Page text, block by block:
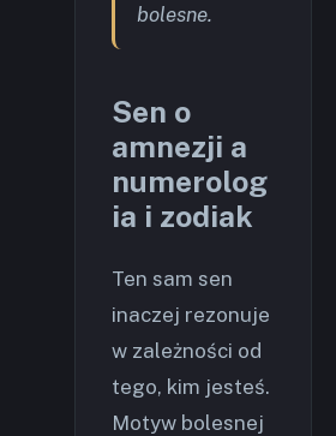
bolesne.
Sen o
amnezji a
numerolog
ia i zodiak
Ten sam sen
inaczej rezonuje
w zależności od
tego, kim jesteś.
Motyw bolesnej